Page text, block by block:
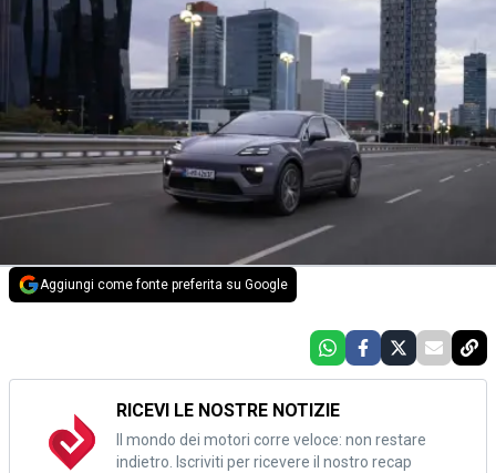
Aggiungi come fonte preferita su Google
RICEVI LE NOSTRE NOTIZIE
Il mondo dei motori corre veloce: non restare
indietro. Iscriviti per ricevere il nostro recap